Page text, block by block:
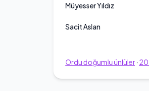
Müyesser Yıldız
Sacit Aslan
Ordu doğumlu ünlüler· 20